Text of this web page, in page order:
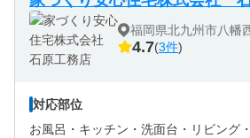
福岡県北九州市八幡
4.7(3件)
対応部位
お風呂・ キッチン・ 洗面台・ リビング・